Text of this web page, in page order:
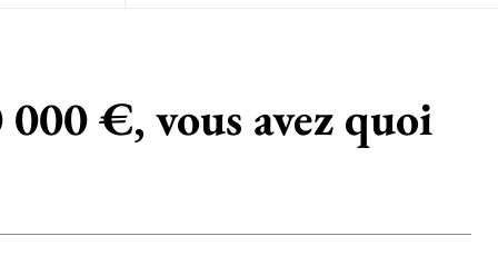
€, vous avez quoi